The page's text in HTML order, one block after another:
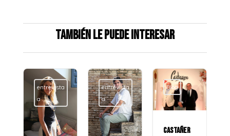
También le puede interesar
entrevista
a
entrevista
a
Blog
CASTAÑER